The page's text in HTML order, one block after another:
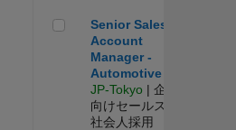
Senior Sales Account
Senior Sales
Account
Manager -
Automotive
JP-Tokyo | 企業
向けセールス |
社会人採用